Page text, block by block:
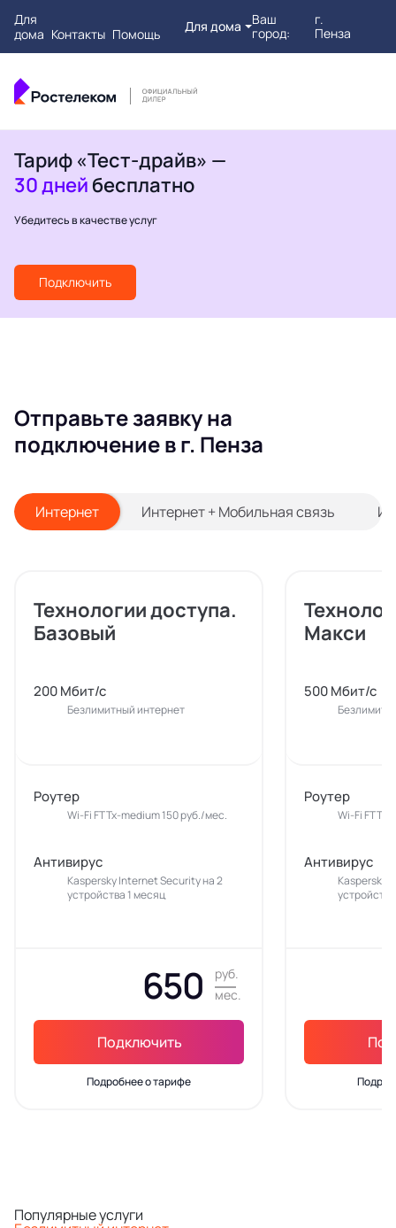
Для
дома Контакты Помощь Для дома
Ваш
город:
г.
Пенза
Тариф «Тест-драйв» —
30 дней бесплатно
Убедитесь в качестве услуг
Подключить
Отправьте заявку на
подключение в г. Пенза
Интернет Интернет + Мобильная связь
Технологии доступа.
Базовый
200 Мбит/с
Безлимитный интернет
Роутер
Wi-Fi FTTx-medium 150 руб./мес.
Антивирус
Kaspersky Internet Security на 2
устройства 1 месяц
650
руб.
мес.
Подключить
Подробнее о тарифе
Макси
500 Мбит/с
Роутер
Wi-Fi
Антивирус
Kaspersky
Популярные услуги